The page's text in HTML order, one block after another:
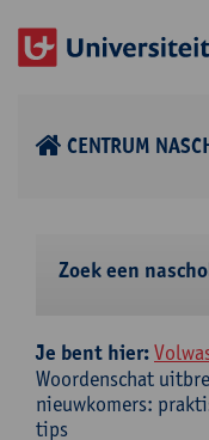
CENTRUM
Zoek een
Je bent hier:
Woordenschat
nieuwkomers:
tips